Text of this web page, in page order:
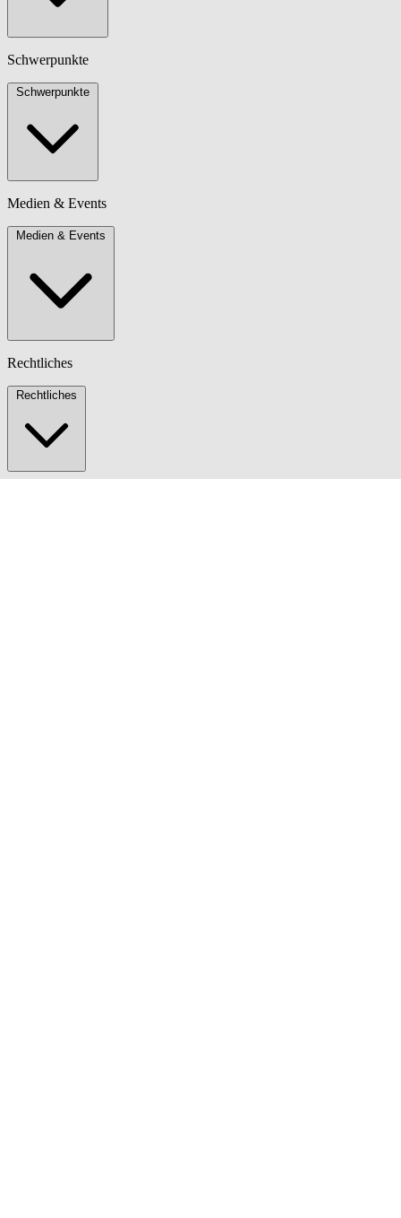
Schwerpunkte
Schwerpunkte
Medien & Events
Medien & Events
Rechtliches
Rechtliches